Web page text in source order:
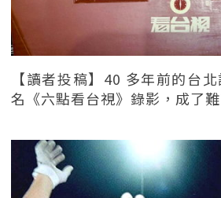
【讀者投稿】40 多年前的台
名《六點看台視》錄影，成了